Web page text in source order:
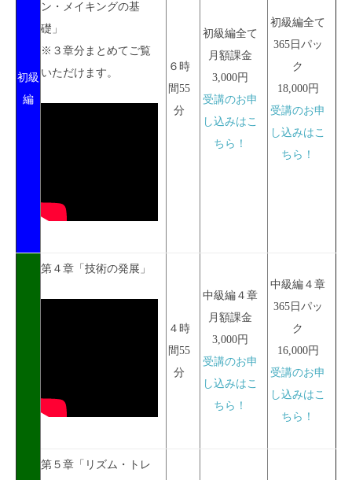
初級
編
ン・メイキングの基
礎」
※３章分まとめてご覧
いただけます。
６時
間55
分
初級編全て
月額課金
3,000円
受講のお申
し込みはこ
ちら！
初級編全て
365日パッ
ク
18,000円
受講のお申
し込みはこ
ちら！
第４章「技術の発展」
４時
間55
分
中級編４章
月額課金
3,000円
受講のお申
し込みはこ
ちら！
中級編４章
365日パッ
ク
16,000円
受講のお申
し込みはこ
ちら！
第５章「リズム・トレ